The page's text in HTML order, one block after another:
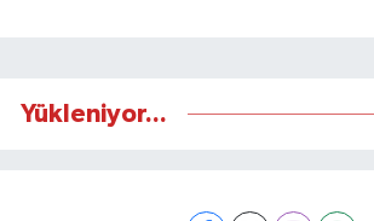
Yükleniyor...